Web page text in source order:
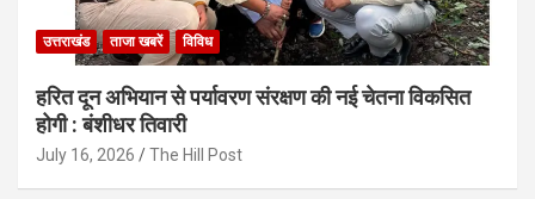
उत्तराखंड ताजा खबरें विविध
हरित दून अभियान से पर्यावरण संरक्षण की नई चेतना विकसित
होगी : बंशीधर तिवारी
July 16, 2026 The Hill Post